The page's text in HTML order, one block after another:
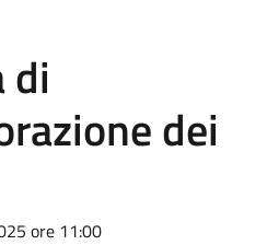
di
dei
ore 11:00